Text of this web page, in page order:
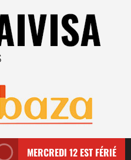
MERCREDI 12 EST FÉRIÉ